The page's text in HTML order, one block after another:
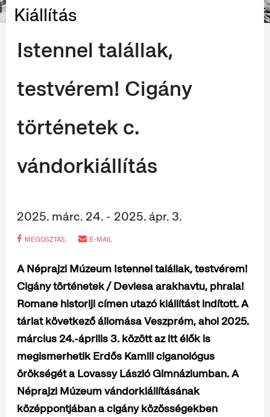
Kiállítás
Istennel talállak,
testvérem! Cigány
történetek c.
vándorkiállítás
2025. márc. 24. - 2025. ápr. 3.
MEGOSZTÁS E-MAIL
A Néprajzi Múzeum Istennel talállak, testvérem!
Cigány történetek / Devlesa arakhavtu, phrala!
Romane historiji címen utazó kiállítást indított. A
tárlat következő állomása Veszprém, ahol 2025.
március 24.-április 3. között az itt élők is
megismerhetik Erdős Kamill ciganológus
örökségét a Lovassy László Gimnáziumban. A
Néprajzi Múzeum vándorkiállításának
középpontjában a cigány közösségekben